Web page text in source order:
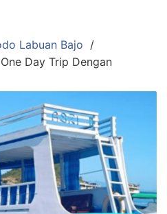
Labuan Bajo
Day Trip Dengan